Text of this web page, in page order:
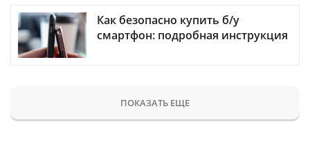
Как безопасно купить б/у
смартфон: подробная инструкция
ПОКАЗАТЬ ЕЩЕ